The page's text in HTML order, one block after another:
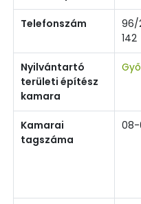
Telefonszám
96/
142
Nyilvántartó
területi építész
kamara
Kamarai
tagszáma
08-